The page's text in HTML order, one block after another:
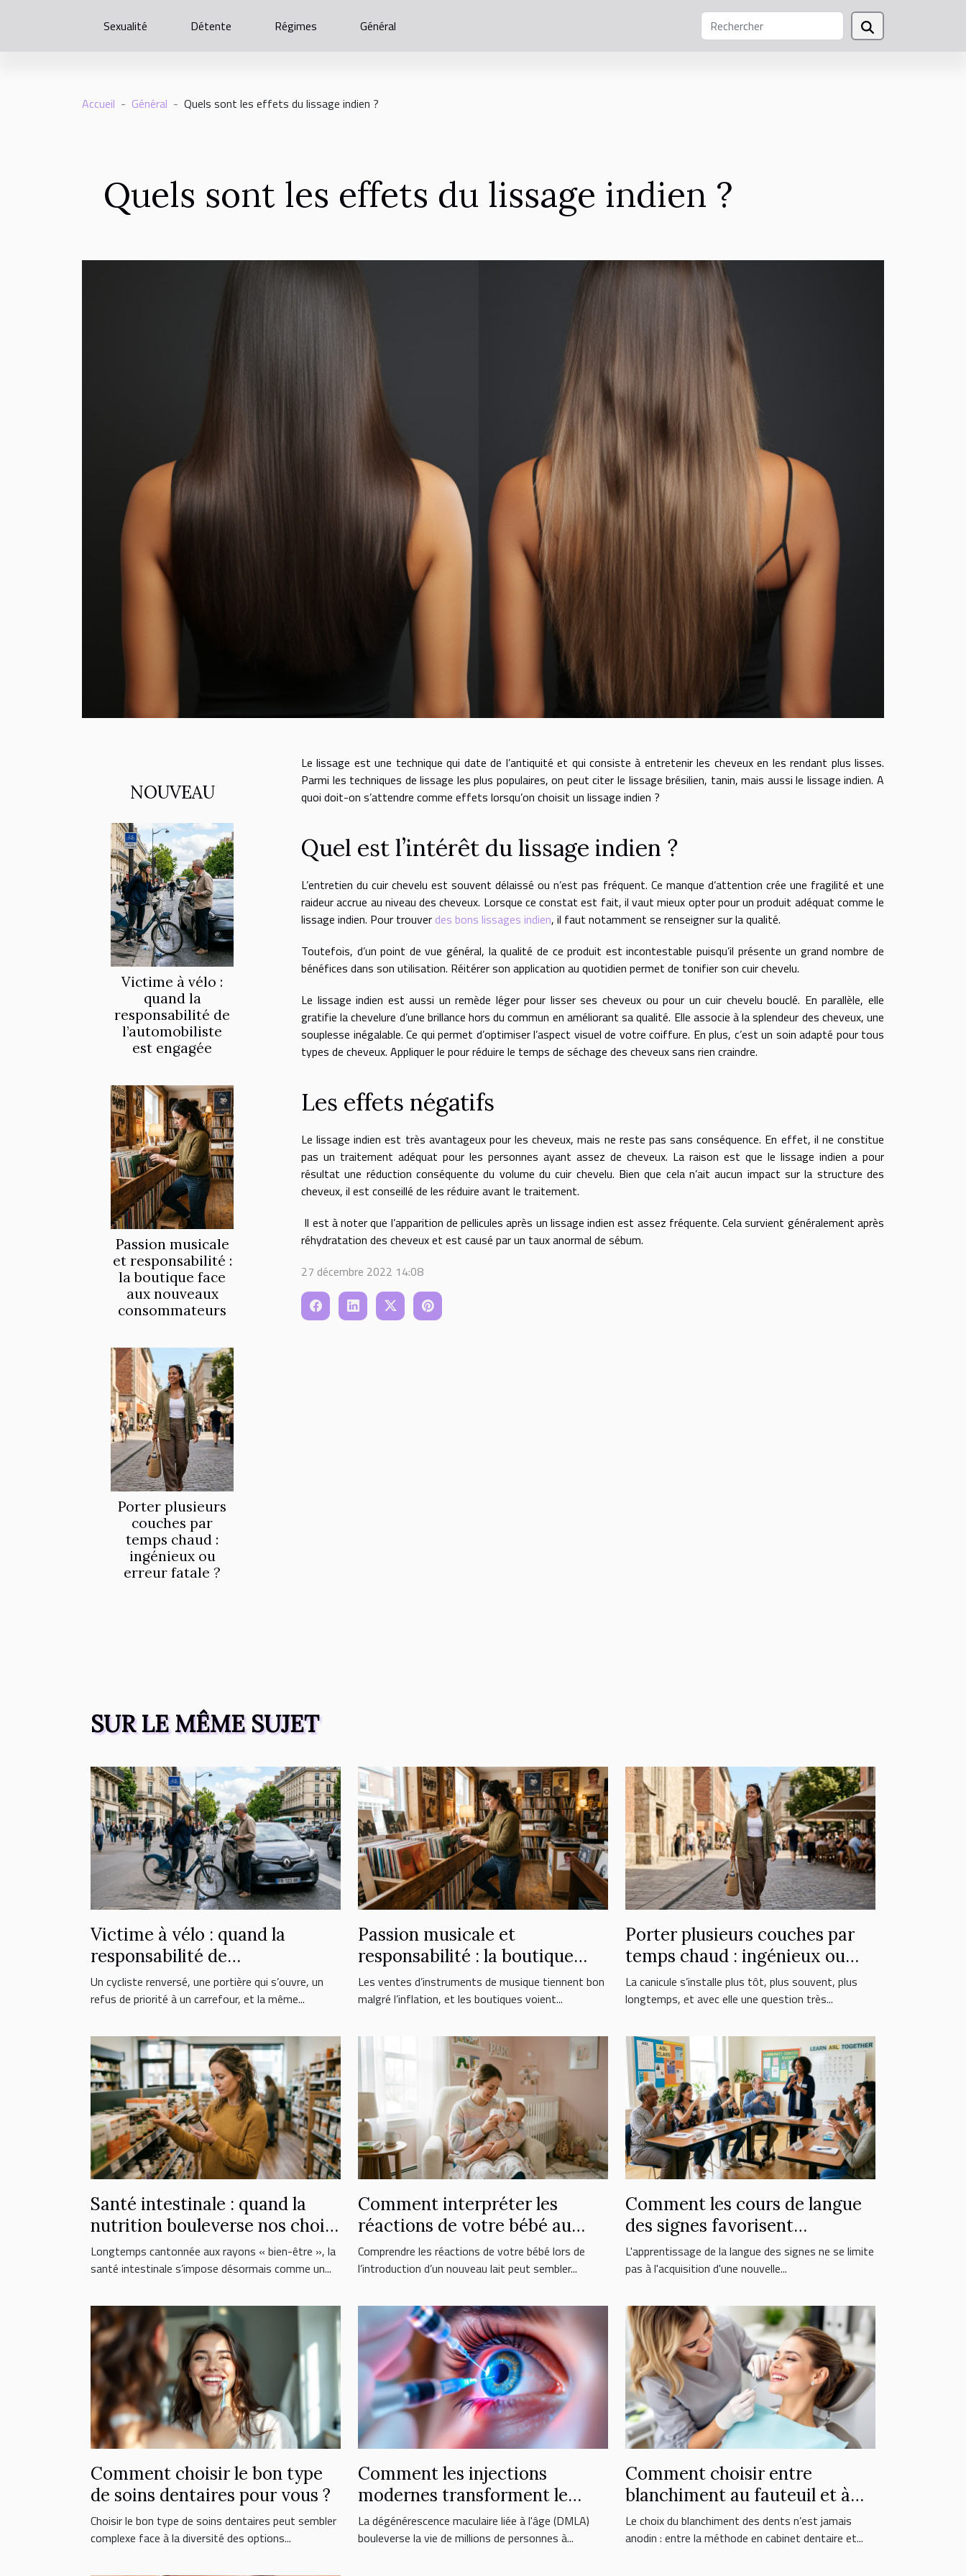
Sexualité Détente Régimes Général
Accueil Général Quels sont les effets du lissage indien ?
Quels sont les effets du lissage indien ?
NOUVEAU
Victime à vélo :
quand la
responsabilité de
l’automobiliste
est engagée
Passion musicale
et responsabilité :
la boutique face
aux nouveaux
consommateurs
Porter plusieurs
couches par
temps chaud :
ingénieux ou
erreur fatale ?
Le lissage est une technique qui date de l’antiquité et qui consiste à entretenir les cheveux en les rendant plus lisses.
Parmi les techniques de lissage les plus populaires, on peut citer le lissage brésilien, tanin, mais aussi le lissage indien. A
quoi doit-on s’attendre comme effets lorsqu’on choisit un lissage indien ?
Quel est l’intérêt du lissage indien ?
L’entretien du cuir chevelu est souvent délaissé ou n’est pas fréquent. Ce manque d’attention crée une fragilité et une
raideur accrue au niveau des cheveux. Lorsque ce constat est fait, il vaut mieux opter pour un produit adéquat comme le
lissage indien. Pour trouver des bons lissages indien, il faut notamment se renseigner sur la qualité.
Toutefois, d’un point de vue général, la qualité de ce produit est incontestable puisqu’il présente un grand nombre de
bénéfices dans son utilisation. Réitérer son application au quotidien permet de tonifier son cuir chevelu.
Le lissage indien est aussi un remède léger pour lisser ses cheveux ou pour un cuir chevelu bouclé. En parallèle, elle
gratifie la chevelure d’une brillance hors du commun en améliorant sa qualité. Elle associe à la splendeur des cheveux, une
souplesse inégalable. Ce qui permet d’optimiser l’aspect visuel de votre coiffure. En plus, c’est un soin adapté pour tous
types de cheveux. Appliquer le pour réduire le temps de séchage des cheveux sans rien craindre.
Les effets négatifs
Le lissage indien est très avantageux pour les cheveux, mais ne reste pas sans conséquence. En effet, il ne constitue
pas un traitement adéquat pour les personnes ayant assez de cheveux. La raison est que le lissage indien a pour
résultat une réduction conséquente du volume du cuir chevelu. Bien que cela n’ait aucun impact sur la structure des
cheveux, il est conseillé de les réduire avant le traitement.
Il est à noter que l’apparition de pellicules après un lissage indien est assez fréquente. Cela survient généralement après
réhydratation des cheveux et est causé par un taux anormal de sébum.
27 décembre 2022 14:08
SUR LE MÊME SUJET
Victime à vélo : quand la
responsabilité de
l’automobiliste est engagée
Un cycliste renversé, une portière qui s’ouvre, un
refus de priorité à un carrefour, et la même...
Passion musicale et
responsabilité : la boutique
face aux nouveaux
consommateurs
Les ventes d’instruments de musique tiennent bon
malgré l’inflation, et les boutiques voient...
Porter plusieurs couches par
temps chaud : ingénieux ou
erreur fatale ?
La canicule s’installe plus tôt, plus souvent, plus
longtemps, et avec elle une question très...
Santé intestinale : quand la
nutrition bouleverse nos choix
de suppléments
Longtemps cantonnée aux rayons « bien-être », la
santé intestinale s’impose désormais comme un...
Comment interpréter les
réactions de votre bébé au
nouveau lait ?
Comprendre les réactions de votre bébé lors de
l’introduction d’un nouveau lait peut sembler...
Comment les cours de langue
des signes favorisent
l'inclusion sociale ?
L'apprentissage de la langue des signes ne se limite
pas à l'acquisition d'une nouvelle...
Comment choisir le bon type
de soins dentaires pour vous ?
Choisir le bon type de soins dentaires peut sembler
complexe face à la diversité des options...
Comment les injections
modernes transforment le
traitement de la DMLA ?
La dégénérescence maculaire liée à l'âge (DMLA)
bouleverse la vie de millions de personnes à...
Comment choisir entre
blanchiment au fauteuil et à
domicile ?
Le choix du blanchiment des dents n’est jamais
anodin : entre la méthode en cabinet dentaire et...